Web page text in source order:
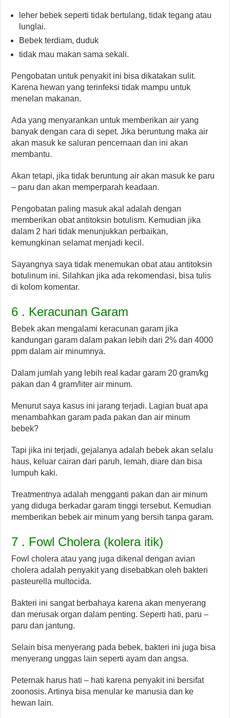
leher bebek seperti tidak bertulang, tidak tegang atau
lunglai.
Bebek terdiam, duduk
tidak mau makan sama sekali.
Pengobatan untuk penyakit ini bisa dikatakan sulit.
Karena hewan yang terinfeksi tidak mampu untuk
menelan makanan.
Ada yang menyarankan untuk memberikan air yang
banyak dengan cara di sepet. Jika beruntung maka air
akan masuk ke saluran pencernaan dan ini akan
membantu.
Akan tetapi, jika tidak beruntung air akan masuk ke paru
– paru dan akan memperparah keadaan.
Pengobatan paling masuk akal adalah dengan
memberikan obat antitoksin botulism. Kemudian jika
dalam 2 hari tidak menunjukkan perbaikan,
kemungkinan selamat menjadi kecil.
Sayangnya saya tidak menemukan obat atau antitoksin
botulinum ini. Silahkan jika ada rekomendasi, bisa tulis
di kolom komentar.
6 . Keracunan Garam
Bebek akan mengalami keracunan garam jika
kandungan garam dalam pakan lebih dari 2% dan 4000
ppm dalam air minumnya.
Dalam jumlah yang lebih real kadar garam 20 gram/kg
pakan dan 4 gram/liter air minum.
Menurut saya kasus ini jarang terjadi. Lagian buat apa
menambahkan garam pada pakan dan air minum
bebek?
Tapi jika ini terjadi, gejalanya adalah bebek akan selalu
haus, keluar cairan dari paruh, lemah, diare dan bisa
lumpuh kaki.
Treatmentnya adalah mengganti pakan dan air minum
yang diduga berkadar garam tinggi tersebut. Kemudian
memberikan bebek air minum yang bersih tanpa garam.
7 . Fowl Cholera (kolera itik)
Fowl cholera atau yang juga dikenal dengan avian
cholera adalah penyakit yang disebabkan oleh bakteri
pasteurella multocida.
Bakteri ini sangat berbahaya karena akan menyerang
dan merusak organ dalam penting. Seperti hati, paru –
paru dan jantung.
Selain bisa menyerang pada bebek, bakteri ini juga bisa
menyerang unggas lain seperti ayam dan angsa.
Peternak harus hati – hati karena penyakit ini bersifat
zoonosis. Artinya bisa menular ke manusia dan ke
hewan lain.